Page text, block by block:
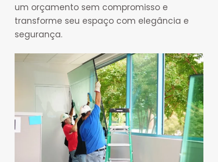
um orçamento sem compromisso e
transforme seu espaço com elegância e
segurança.